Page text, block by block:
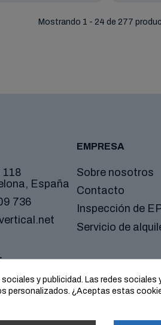
Mostrando 1 - 24 de 277
118
España
736
15:00-18:00
EMPRESA
Sobre nosotros
Contacto
Inspección de
Servicio de
y publicidad. Las redes sociales
personalizados. ¿Aceptas estas